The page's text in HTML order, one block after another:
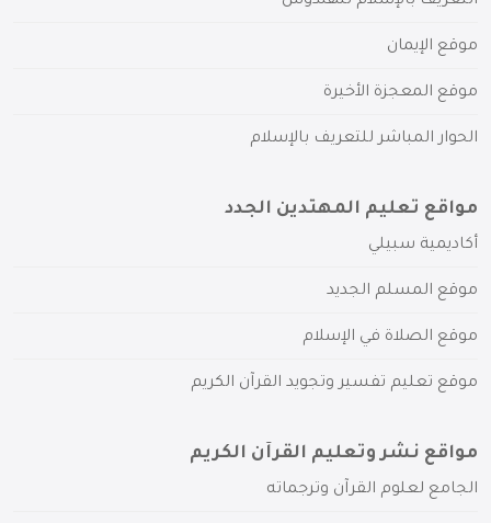
موقع الإيمان
موقع المعجزة الأخيرة
الحوار المباشر للتعريف بالإسلام
مواقع تعليم المهتدين الجدد
أكاديمية سبيلي
موقع المسلم الجديد
موقع الصلاة في الإسلام
موقع تعليم تفسير وتجويد القرآن الكريم
مواقع نشر وتعليم القرآن الكريم
الجامع لعلوم القرآن وترجماته